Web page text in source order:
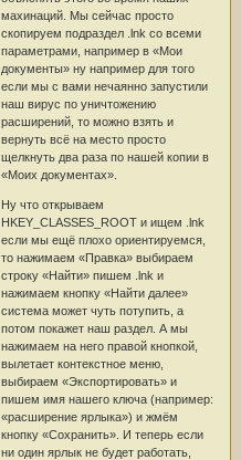
махинаций. Мы сейчас просто
скопируем подраздел .lnk со всеми
параметрами, например в «Мои
документы» ну например для того
если мы с вами нечаянно запустили
наш вирус по уничтожению
расширений, то можно взять и
вернуть всё на место просто
щелкнуть два раза по нашей копии в
«Моих документах».
Ну что открываем
HKEY_CLASSES_ROOT и ищем .lnk
если мы ещё плохо ориентируемся,
то нажимаем «Правка» выбираем
строку «Найти» пишем .lnk и
нажимаем кнопку «Найти далее»
система может чуть потупить, а
потом покажет наш раздел. А мы
нажимаем на него правой кнопкой,
вылетает контекстное меню,
выбираем «Экспортировать» и
пишем имя нашего ключа (например:
«расширение ярлыка») и жмём
кнопку «Сохранить». И теперь если
ни один ярлык не будет работать,